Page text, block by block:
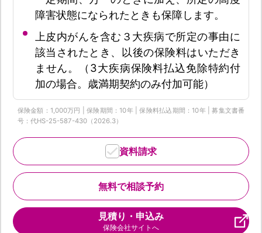
障害状態になられたときも保障します。
上皮内がんを含む３大疾病で所定の事由に
該当されたとき、以後の保険料はいただき
ません。（3大疾病保険料払込免除特約付
加の場合。歳満期契約のみ付加可能）
保険金額：1,000万円 | 保険期間：10年 | 保険料払込期間：10年 | 募集文書番
号：代HS-25-587-430（2026.3）
無料で相談予約
資料請求
見積り・申込み
保険会社サイトへ